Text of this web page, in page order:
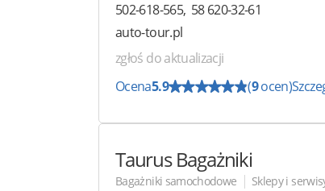
502-618-565 58 620-32-61
auto-tour.pl
zgłoś do aktualizacji
Ocena5.9 (9ocen)
Taurus Bagażniki
Bagażniki samochodowe | Sklepy i